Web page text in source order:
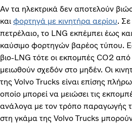
Αν τα ηλεκτρικά δεν αποτελούν
και φορτηγά με κινητήρα αερίου. Σε
πετρέλαιο, το LNG εκπέμπει έως
καύσιμο φορτηγών βαρέος τύπου.
βιο-LNG τότε οι εκπομπές CO2
μειωθούν σχεδόν στο μηδέν. Οι
της Volvo Trucks είναι επίσης
οποίο μπορεί να μειώσει τις
ανάλογα με τον τρόπο παραγωγής
στη γκάμα της Volvo Trucks